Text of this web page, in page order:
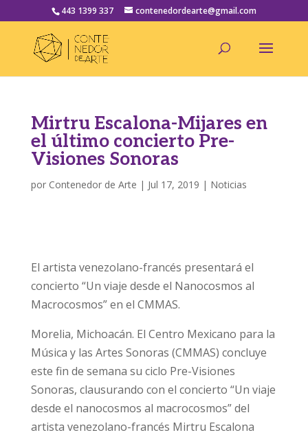
443 1399 337 contenedordearte@gmail.com
Mirtru Escalona-Mijares en
el último concierto Pre-
Visiones Sonoras
por Contenedor de Arte | Jul 17, 2019 | Noticias
El artista venezolano-francés presentará el
concierto “Un viaje desde el Nanocosmos al
Macrocosmos” en el CMMAS.
Morelia, Michoacán. El Centro Mexicano para la
Música y las Artes Sonoras (CMMAS) concluye
este fin de semana su ciclo Pre-Visiones
Sonoras, clausurando con el concierto “Un viaje
desde el nanocosmos al macrocosmos” del
artista venezolano-francés Mirtru Escalona